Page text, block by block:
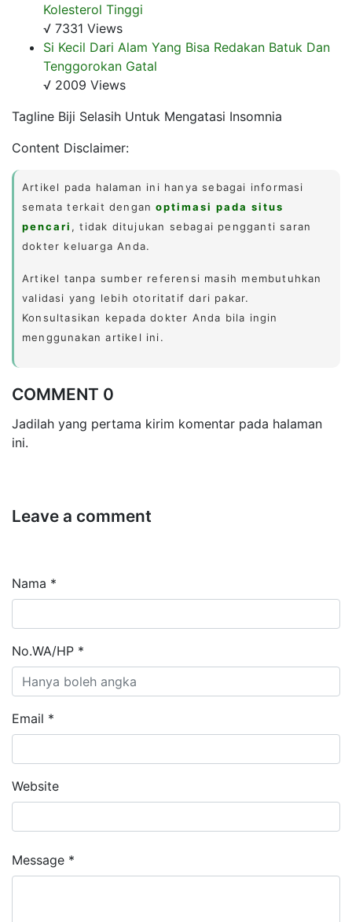
Kolesterol Tinggi
√ 7331 Views
Si Kecil Dari Alam Yang Bisa Redakan Batuk Dan
Tenggorokan Gatal
√ 2009 Views
Tagline Biji Selasih Untuk Mengatasi Insomnia
Content Disclaimer:
Artikel pada halaman ini hanya sebagai informasi
semata terkait denganoptimasi pada situs
pencari , tidak ditujukan sebagai pengganti saran
dokter keluarga Anda.
Artikel tanpa sumber referensi masih membutuhkan
validasi yang lebih otoritatif dari pakar.
Konsultasikan kepada dokter Anda bila ingin
menggunakan artikel ini.
COMMENT 0
Jadilah yang pertama kirim komentar pada halaman
ini.
Leave a comment
Nama *
No.WA/HP *
Email *
Website
Message *